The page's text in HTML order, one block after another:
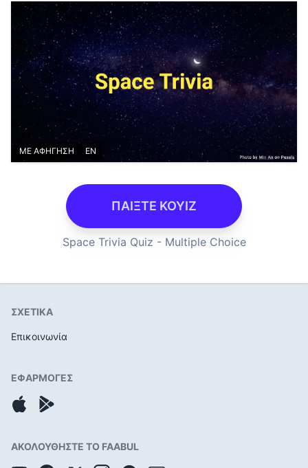
ΜΕ ΑΦΗΓΗΣΗ EN
ΠΑΙΞΤΕ ΚΟΥΙΖ
Space Trivia Quiz - Multiple Choice
ΣΧΕΤΙΚΑ
Επικοινωνία
ΕΦΑΡΜΟΓΕΣ
ΑΚΟΛΟΥΘΗΣΤΕ ΤΟ FAABUL